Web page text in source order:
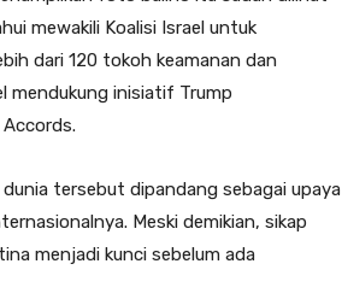
mewakili Koalisi Israel untuk
dari 120 tokoh keamanan dan
mendukung inisiatif Trump
tersebut dipandang sebagai upaya
Meski demikian, sikap
menjadi kunci sebelum ada